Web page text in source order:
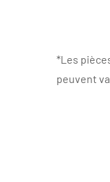
*Les
peuvent